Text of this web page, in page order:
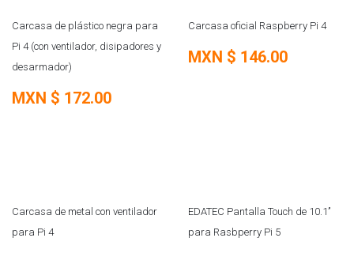
Carcasa de plástico negra para
Pi 4 (con ventilador, disipadores y
desarmador)
MXN $ 172.00
Carcasa oficial Raspberry Pi 4
MXN $ 146.00
Carcasa de metal con ventilador
para Pi 4
NUEVO
EDATEC Pantalla Touch de 10.1’’
para Rasbperry Pi 5